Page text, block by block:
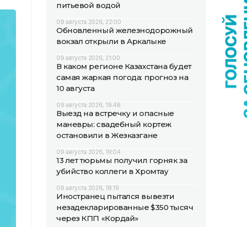
питьевой водой
09 августа 2026, 22:00
Обновленный железнодорожный
вокзал открыли в Аркалыке
09 августа 2026, 21:00
В каком регионе Казахстана будет
самая жаркая погода: прогноз на
10 августа
09 августа 2026, 19:48
Выезд на встречку и опасные
маневры: свадебный кортеж
остановили в Жезказгане
09 августа 2026, 19:04
13 лет тюрьмы получил горняк за
убийство коллеги в Хромтау
09 августа 2026, 18:19
Иностранец пытался вывезти
незадекларированные $350 тысяч
через КПП «Кордай»